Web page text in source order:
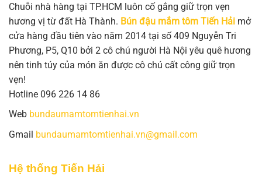
Chuỗi nhà hàng tại TP.HCM luôn cố gắng giữ trọn vẹn
hương vị từ đất Hà Thành. Bún đậu mắm tôm Tiến Hải mở
cửa hàng đầu tiên vào năm 2014 tại số 409 Nguyễn Tri
Phương, P5, Q10 bởi 2 cô chú người Hà Nội yêu quê hương
nên tinh túy của món ăn được cô chú cất công giữ trọn
vẹn!
Hotline 096 226 14 86
Web bundaumamtomtienhai.vn
Gmail bundaumamtomtienhai.vn@gmail.com
Hệ thống Tiến Hải